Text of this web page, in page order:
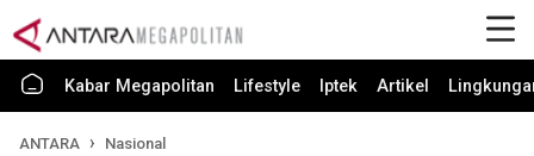
Kabar Megapolitan Lifestyle Iptek Artikel
ANTARA Nasional